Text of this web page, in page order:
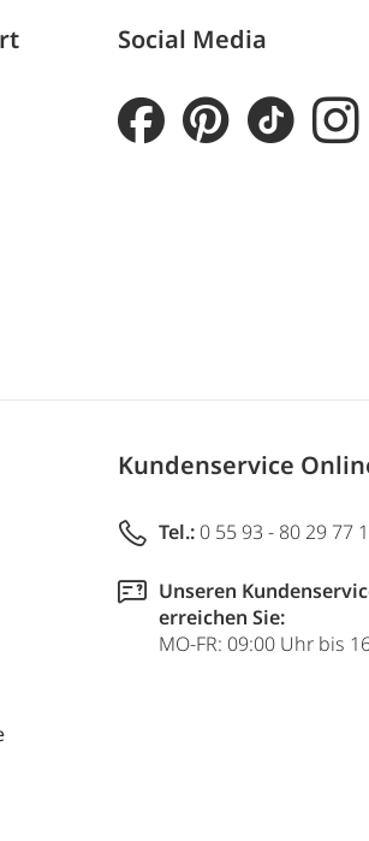
Social Media
Kundenservice
Tel.: 0 55 93 - 80 29 77
Unseren
erreichen Sie:
MO-FR: 09:00 Uhr bis